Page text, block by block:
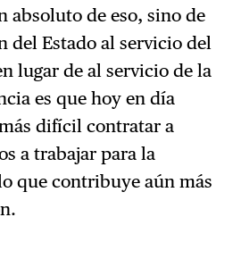
absoluto de eso, sino de
del Estado al servicio del
lugar de al servicio de la
es que hoy en día
difícil contratar a
a trabajar para la
que contribuye aún más